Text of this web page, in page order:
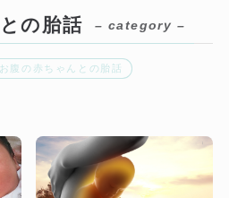
の胎話 – category –
お腹の赤ちゃんとの胎話